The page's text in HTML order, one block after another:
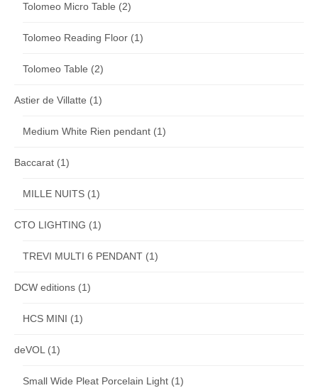
Tolomeo Micro Table (2)
Tolomeo Reading Floor (1)
Tolomeo Table (2)
Astier de Villatte (1)
Medium White Rien pendant (1)
Baccarat (1)
MILLE NUITS (1)
CTO LIGHTING (1)
TREVI MULTI 6 PENDANT (1)
DCW editions (1)
HCS MINI (1)
deVOL(1)
Small Wide Pleat Porcelain Light (1)